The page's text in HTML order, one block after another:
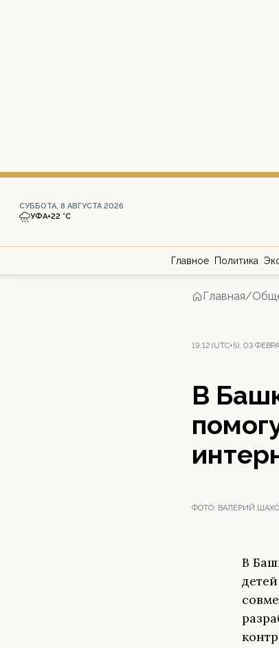
СУББОТА, 8 АВГУСТА 2026
УФА+22 °С
Главное Политика
Главная/
19:12 (UTC+5), 03
В
ФОТО: ВАЛЕРИЙ
В